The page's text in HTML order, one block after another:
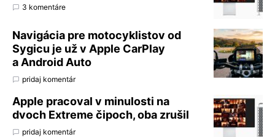
3 komentáre
Navigácia pre motocyklistov od
Sygicu je už v Apple CarPlay
a Android Auto
pridaj komentár
Apple pracoval v minulosti na
dvoch Extreme čipoch, oba zrušil
pridaj komentár